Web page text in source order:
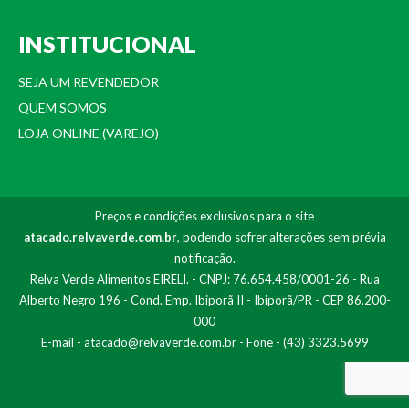
INSTITUCIONAL
SEJA UM REVENDEDOR
QUEM SOMOS
LOJA ONLINE (VAREJO)
Preços e condições exclusivos para o site
atacado.relvaverde.com.br, podendo sofrer alterações sem prévia
notificação.
Relva Verde Alimentos EIRELI. - CNPJ: 76.654.458/0001-26 - Rua
Alberto Negro 196 - Cond. Emp. Ibiporã II - Ibiporã/PR - CEP 86.200-
000
E-mail - atacado@relvaverde.com.br- Fone - (43) 3323.5699